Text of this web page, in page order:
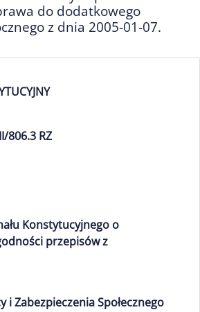
do dodatkowego
z dnia 2005-01-07.
806.3 RZ
Konstytucyjnego o
przepisów z
i Zabezpieczenia Społecznego